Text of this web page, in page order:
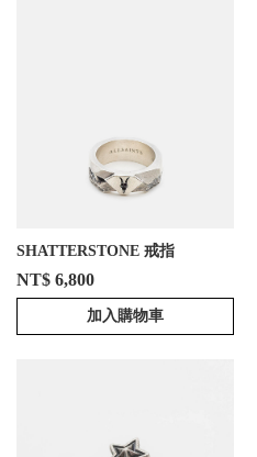
SHATTERSTONE 戒指
NT$ 6,800
加入購物車